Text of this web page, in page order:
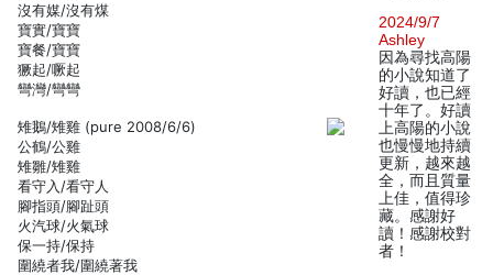
沒有媒/沒有煤
寶實/寶寶
寶餐/寶寶
獗起/噘起
彎灣/彎彎
雉鵝/雉雞 (pure 2008/6/6)
公鶴/公雞
雉雛/雉雞
看守入/看守人
腳指頭/腳趾頭
火汽球/火氣球
保一持/保持
圍繞者我/圍繞著我
2024/9/7
Ashley
因為尋找高陽
的小說知道了
好讀，也已經
十年了。好讀
上高陽的小說
也慢慢地持續
更新，越來越
全，而且質量
上佳，值得珍
藏。感謝好
讀！感謝校對
者！